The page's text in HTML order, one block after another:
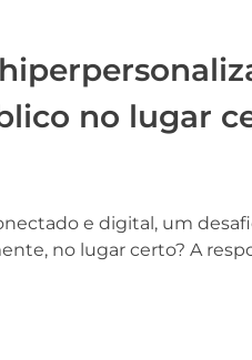
no lugar
e digital, um
no lugar certo? A